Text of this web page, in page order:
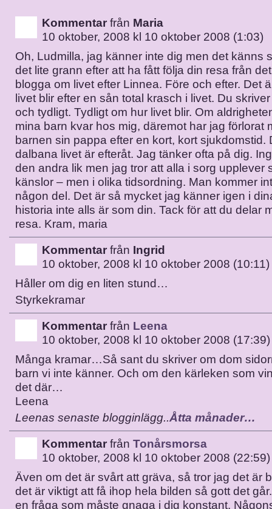
Kommentar från Maria
10 oktober, 2008 kl 10 oktober 2008 (1:03)
Oh, Ludmilla, jag känner inte dig men det känns
det lite grann efter att ha fått följa din resa från
blogga om livet efter Linnea. Före och efter. Det
livet blir efter en sån total krasch i livet. Du
och tydligt. Tydligt om hur livet blir. Om
mina barn kvar hos mig, däremot har jag förlorat
barnen sin pappa efter en kort, kort sjukdomstid.
dalbana livet är efteråt. Jag tänker ofta på dig.
den andra lik men jag tror att alla i sorg upplever
känslor – men i olika tidsordning. Man kommer
någon del. Det är så mycket jag känner igen i
historia inte alls är som din. Tack för att du delar
resa. Kram, maria
Kommentar från Ingrid
10 oktober, 2008 kl 10 oktober 2008 (10:11)
Håller om dig en liten stund…
Styrkekramar
Kommentar från Leena
10 oktober, 2008 kl 10 oktober 2008 (17:39)
Många kramar…Så sant du skriver om dom
barn vi inte känner. Och om den kärleken som
det där…
Leena
Leenas senaste blogginlägg..Åtta månader…
Kommentar från Tonårsmorsa
10 oktober, 2008 kl 10 oktober 2008 (22:59)
Även om det är svårt att gräva, så tror jag det är
det är viktigt att få ihop hela bilden så gott det
en fråga som måste gnaga i dig konstant.